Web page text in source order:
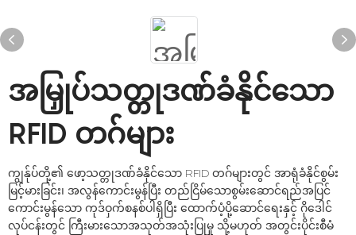
အမြှုပ်သတ္တုဒဏ်ခံနိုင်သော
RFID တဂ်များ
ကျွန်ုပ်တို့၏ ဖော့သတ္တုဒဏ်ခံနိုင်သော RFID တဂ်များတွင် အာရုံခံနိုင်စွမ်း
မြင့်မားခြင်း၊ အလွန်ကောင်းမွန်ပြီး တည်ငြိမ်သောစွမ်းဆောင်ရည်အပြင်
ကောင်းမွန်သော ကုဒ်ဝှက်စနစ်ပါရှိပြီး ထောက်ပံ့ပို့ဆောင်ရေးနှင့် ဂိုဒေါင်
လုပ်ငန်းတွင် ကြီးမားသောအသုတ်အသုံးပြုမှု သို့မဟုတ် အတွင်းပိုင်းစီမံ